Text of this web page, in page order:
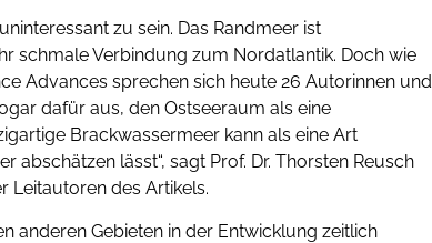
zu sein. Das Randmeer ist
schmale Verbindung zum Nordatlantik. Doch wie
Advances sprechen sich heute 26 Autorinnen und
dafür aus, den Ostseeraum als eine
Brackwassermeer kann als eine Art
lässt“, sagt Prof. Dr. Thorsten Reusch
Leitautoren des Artikels.
anderen Gebieten in der Entwicklung zeitlich